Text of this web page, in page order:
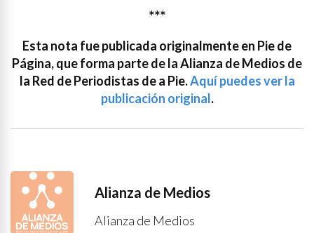
***
Esta nota fue publicada originalmente en Pie de
Página, que forma parte de la Alianza de Medios de
la Red de Periodistas de a Pie.Aquí puedes ver la
publicación original.
Alianza de Medios
Alianza de Medios